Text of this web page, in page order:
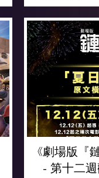
《劇場版『
- 第十二